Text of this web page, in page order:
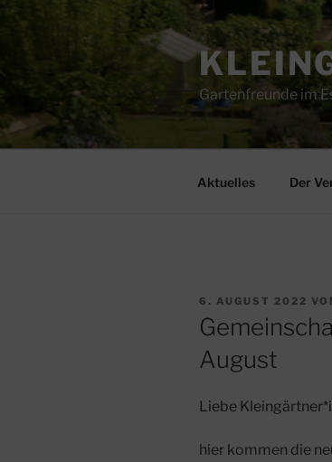
Gartenfreunde im
Aktuelles Der
VERÖFFENTLICHT
AM
6. AUGUST 2022
August
Liebe
hier kommen die